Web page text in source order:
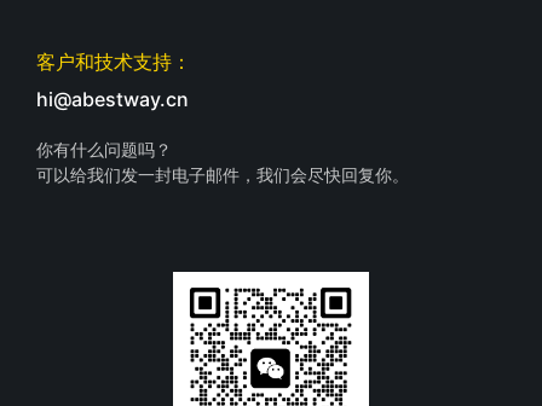
客户和技术支持：
hi@abestway.cn
你有什么问题吗？
可以给我们发一封电子邮件，我们会尽快回复你。